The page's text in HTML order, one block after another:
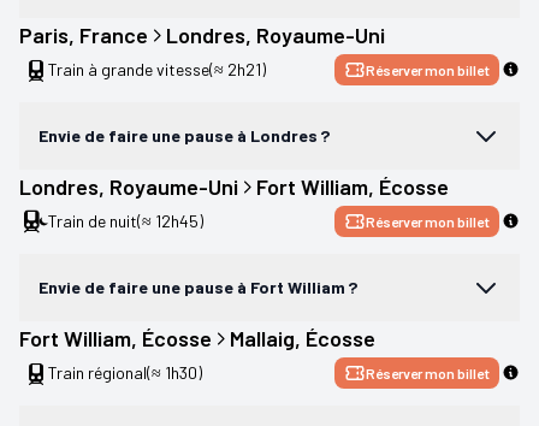
Paris, France Londres, Royaume-Uni
Train à grande vitesse(≈ 2h21) Réserver mon billet
Envie de faire une pause à Londres ?
Londres, Royaume-Uni Fort William, Écosse
Train de nuit(≈ 12h45) Réserver mon billet
Envie de faire une pause à Fort William ?
Fort William, Écosse Mallaig, Écosse
Train régional(≈ 1h30) Réserver mon billet